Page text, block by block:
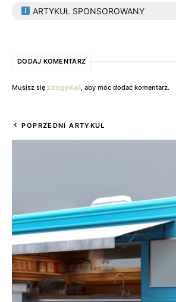
ARTYKUŁ SPONSOROWANY
DODAJ KOMENTARZ
Musisz się zalogować, aby móc dodać komentarz.
POPRZEDNI ARTYKUŁ